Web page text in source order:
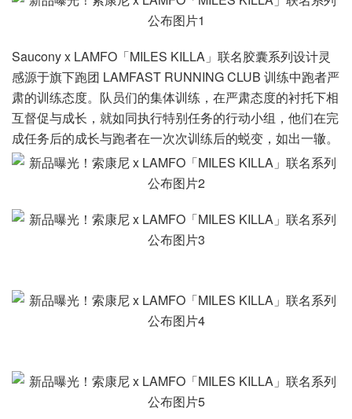
Saucony x LAMFO「MILES KILLA」联名胶囊系列设计灵
感源于旗下跑团 LAMFAST RUNNING CLUB 训练中跑者严
肃的训练态度。队员们的集体训练，在严肃态度的衬托下相
互督促与成长，就如同执行特别任务的行动小组，他们在完
成任务后的成长与跑者在一次次训练后的蜕变，如出一辙。